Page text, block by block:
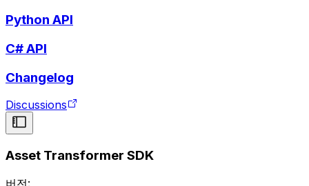
Python API
C# API
Changelog
Discussions
Asset Transformer SDK
버전: